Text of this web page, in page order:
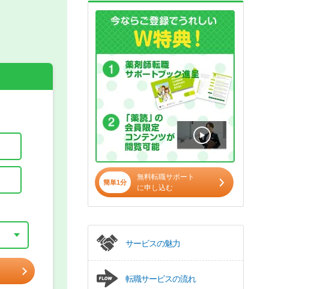
希望の働き方
正社員
パート(週4日～5日)
簡単1分
無料転職サポート
に申し込む
サービスの魅力
転職サービスの流れ